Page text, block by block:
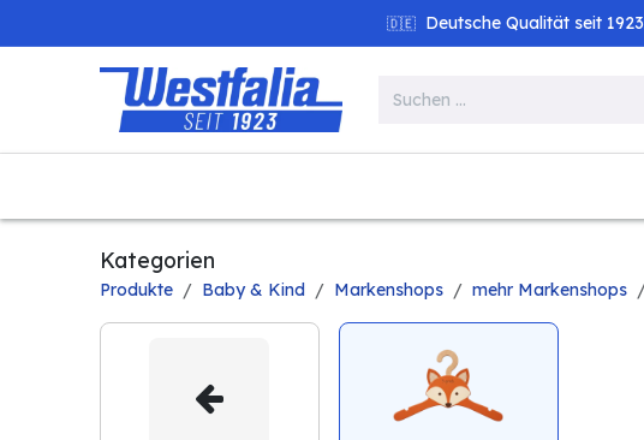
🇩🇪 Deutsche Qualität seit 1923
Kategorien
Produkte Baby & Kind Markenshops mehr Markenshops